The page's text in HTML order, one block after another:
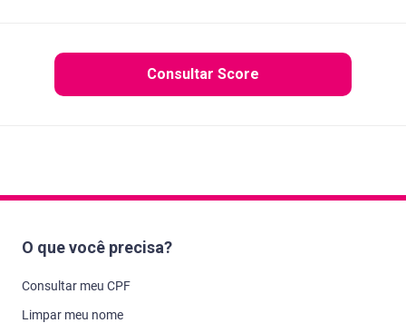
Consultar Score
O que você precisa?
Consultar meu CPF
Limpar meu nome